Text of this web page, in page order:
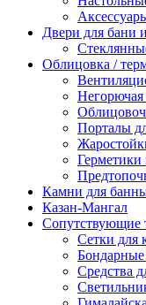
Двери для бани
Облицовка /
Негорючая
Порталы
Герметики
Камни для
Казан-Мангал
Сопутствующие
Сетки для
Бондарные
Средства